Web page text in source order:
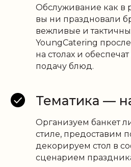
Обслуживание как в
вы ни праздновали
вежливые и
YoungCatering
на столах и
подачу блюд.
Тематика —
Организуем банкет
стиле, предоставим
декорируем стол в
сценарием